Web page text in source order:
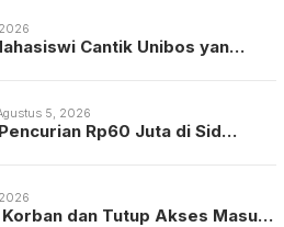
Cantik Unibos yan…
5, 2026
Rp60 Juta di Sid…
dan Tutup Akses Masu…